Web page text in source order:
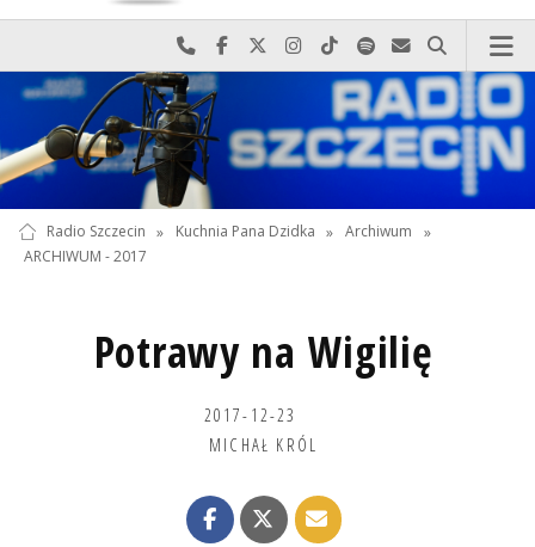
Najlepiej po prostu do nas zadzwoń
Odwiedź nas na Facebook-u
Odwiedź nas na X
Odwiedź nas na Instagram-ie
Odwiedź nas na TikTok-u
Szukaj nas na Spotify
Wyślij do nas
Szukaj
Radio Szczecin » Kuchnia Pana Dzidka » Archiwum
»
ARCHIWUM - 2017
Potrawy na Wigilię
2017-12-23
MICHAŁ KRÓL